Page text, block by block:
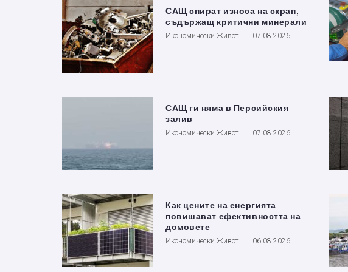
САЩ спират износа на скрап,
съдържащ критични минерали
Икономически Живот 07.08.2026
САЩ ги няма в Персийския
залив
Икономически Живот 07.08.2026
Как цените на енергията
повишават ефективността на
домовете
Икономически Живот 06.08.2026